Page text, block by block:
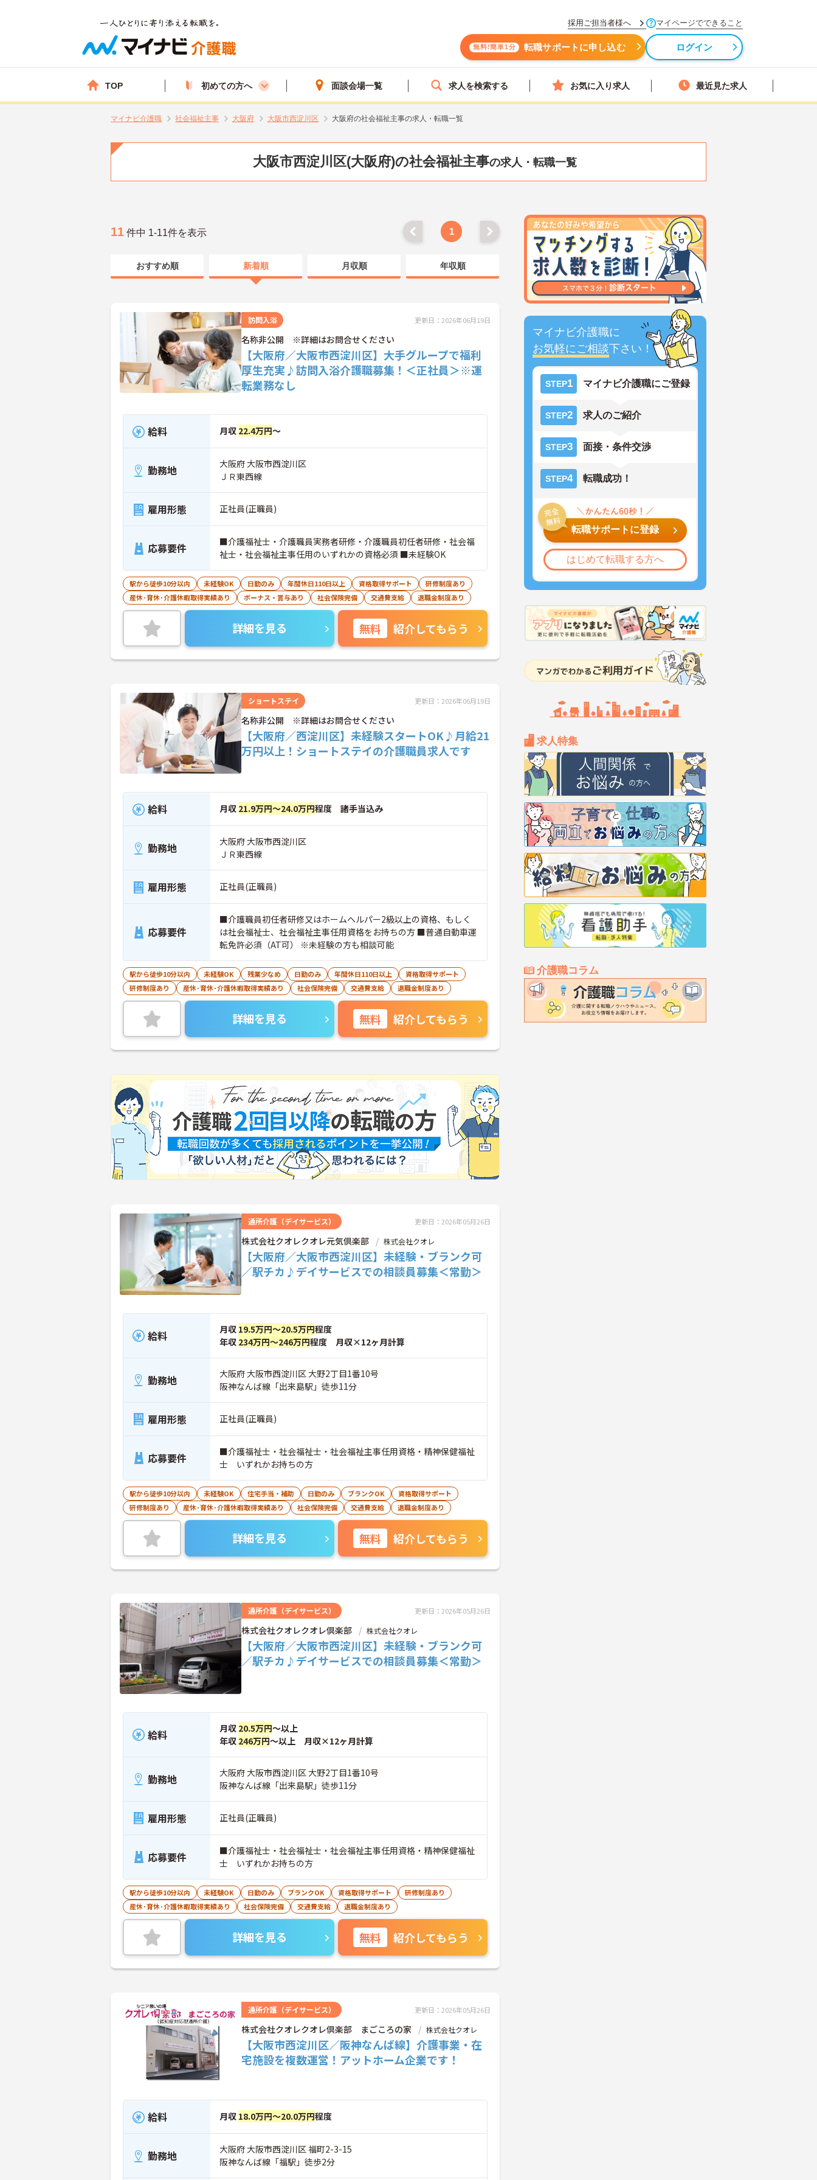
採用ご担当者様へ マイページでできること
無料!簡単1分 転職サポートに申し込む ログイン
TOP 初めての方へ 面談会場一覧 求人を検索する お気に入り求人 最近見た求人
マイナビ介護職 社会福祉主事 大阪府 大阪市西淀川区 大阪府の社会福祉主事の求人・転職一覧
大阪市西淀川区(大阪府)の社会福祉主事の求人・転職一覧
マイナビ介護職に
お気軽にご相談下さい！
STEP1 マイナビ介護職にご登録
STEP2 求人のご紹介
STEP3 面接・条件交渉
STEP4 転職成功！
転職サポートに登録
はじめて転職する方へ
求人特集
介護職コラム
11 件中 1-11件を表示 1
おすすめ順 新着順 月収順 年収順
訪問入浴 更新日：2026年06月19日
名称非公開 ※詳細はお問合せください
【大阪府／大阪市西淀川区】大手グループで福利
厚生充実♪訪問入浴介護職募集！＜正社員＞※運
転業務なし
給料 月収 22.4万円～
勤務地
大阪府 大阪市西淀川区
ＪＲ東西線
雇用形態 正社員(正職員)
応募要件
■介護福祉士・介護職員実務者研修・介護職員初任者研修・社会福
祉士・社会福祉主事任用のいずれかの資格必須 ■未経験OK
駅から徒歩10分以内 未経験OK 日勤のみ 年間休日110日以上 資格取得サポート
研修制度あり
産休･育休･介護休暇取得実績あり
ボーナス・賞与あり 社会保険完備 交通費支給 退職金制度あり
詳細を見る 無料 紹介してもらう
ショートステイ 更新日：2026年06月19日
名称非公開 ※詳細はお問合せください
【大阪府／西淀川区】未経験スタートOK♪月給21
万円以上！ショートステイの介護職員求人です
給料 月収 21.9万円～24.0万円程度 諸手当込み
勤務地
大阪府 大阪市西淀川区
ＪＲ東西線
雇用形態 正社員(正職員)
応募要件
■介護職員初任者研修又はホームヘルパー2級以上の資格、もしく
は社会福祉士、社会福祉主事任用資格をお持ちの方 ■普通自動車運
転免許必須（AT可） ※未経験の方も相談可能
駅から徒歩10分以内 未経験OK 残業少なめ 日勤のみ 年間休日110日以上
資格取得サポート
研修制度あり
産休･育休･介護休暇取得実績あり 社会保険完備 交通費支給 退職金制度あり
詳細を見る 無料 紹介してもらう
通所介護（デイサービス） 更新日：2026年05月26日
株式会社クオレクオレ元気倶楽部 株式会社クオレ
【大阪府／大阪市西淀川区】未経験・ブランク可
／駅チカ♪デイサービスでの相談員募集＜常勤＞
給料 月収 19.5万円～20.5万円程度
年収 234万円～246万円程度 月収×12ヶ月計算
勤務地
大阪府 大阪市西淀川区 大野2丁目1番10号
阪神なんば線「出来島駅」徒歩11分
雇用形態 正社員(正職員)
応募要件
■介護福祉士・社会福祉士・社会福祉主事任用資格・精神保健福祉
士 いずれかお持ちの方
駅から徒歩10分以内 未経験OK 住宅手当・補助 日勤のみ ブランクOK
資格取得サポート
研修制度あり
産休･育休･介護休暇取得実績あり 社会保険完備 交通費支給 退職金制度あり
詳細を見る 無料 紹介してもらう
通所介護（デイサービス） 更新日：2026年05月26日
株式会社クオレクオレ倶楽部 株式会社クオレ
【大阪府／大阪市西淀川区】未経験・ブランク可
／駅チカ♪デイサービスでの相談員募集＜常勤＞
給料 月収 20.5万円～以上
年収 246万円～以上 月収×12ヶ月計算
勤務地
大阪府 大阪市西淀川区 大野2丁目1番10号
阪神なんば線「出来島駅」徒歩11分
雇用形態 正社員(正職員)
応募要件
■介護福祉士・社会福祉士・社会福祉主事任用資格・精神保健福祉
士 いずれかお持ちの方
駅から徒歩10分以内 未経験OK 日勤のみ ブランクOK 資格取得サポート
研修制度あり
産休･育休･介護休暇取得実績あり
社会保険完備 交通費支給 退職金制度あり
詳細を見る 無料 紹介してもらう
通所介護（デイサービス） 更新日：2026年05月26日
株式会社クオレクオレ倶楽部 まごころの家 株式会社クオレ
【大阪市西淀川区／阪神なんば線】介護事業・在
宅施設を複数運営！アットホーム企業です！
給料 月収 18.0万円～20.0万円程度
勤務地
大阪府 大阪市西淀川区 福町2-3-15
阪神なんば線「福駅」徒歩2分